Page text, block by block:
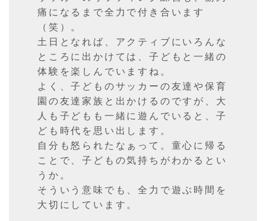
痛になるまで全力で付き合います
（笑）。
土日となれば、アクティブにいろんな
ところに出かけては、子どもと一緒の
体験を楽しんでいますね。
よく、子どものサッカーの友達や保育
園の友達家族と出かけるのですが、大
人も子どもも一緒に遊んでいると、子
ども時代を思い出します。
自分も怒られたなぁって。童心に帰る
ことで、子どもの気持ちがわかるとい
うか。
そういう意味でも、全力で遊ぶ時間を
大切にしています。